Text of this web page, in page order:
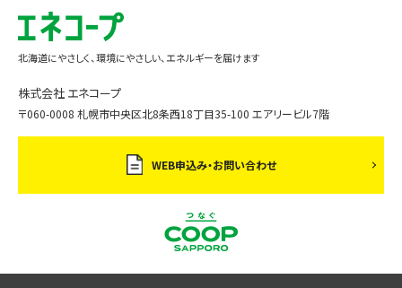
北海道にやさしく、環境にやさしい、エネルギーを届けます
株式会社 エネコープ
〒060-0008 札幌市中央区北8条西18丁目35-100 エアリービル7階
WEB申込み・お問い合わせ